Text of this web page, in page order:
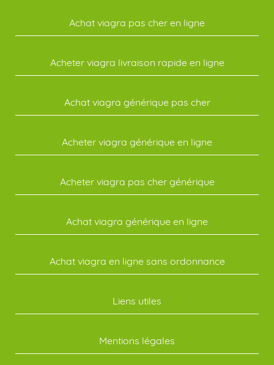
Achat viagra pas cher en ligne
Acheter viagra livraison rapide en ligne
Achat viagra générique pas cher
Acheter viagra générique en ligne
Acheter viagra pas cher générique
Achat viagra générique en ligne
Achat viagra en ligne sans ordonnance
Liens utiles
Mentions légales